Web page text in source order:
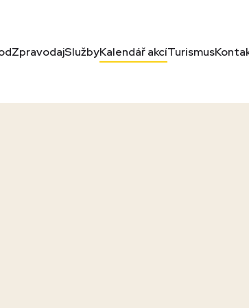
ZpravodajSlužbyKalendář akcíTurismus